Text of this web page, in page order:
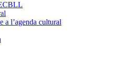
a l’agenda cultural